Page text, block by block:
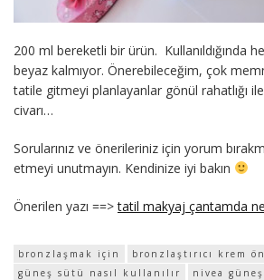
200 ml bereketli bir ürün. Kullanıldığında
beyaz kalmıyor. Önerebileceğim, çok
tatile gitmeyi planlayanlar gönül rahatlığı ile
civarı…
Sorularınız ve önerileriniz için yorum
etmeyi unutmayın. Kendinize iyi bakın
Önerilen yazı ==>tatil makyaj çantamda
bronzlaşmak için
bronzlaştırıcı krem
güneş sütü nasıl kullanılır
nivea